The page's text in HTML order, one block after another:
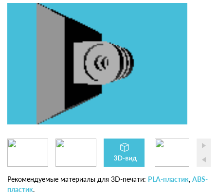
Рекомендуемые материалы для 3D-печати: PLA-пластик, ABS-
пластик.